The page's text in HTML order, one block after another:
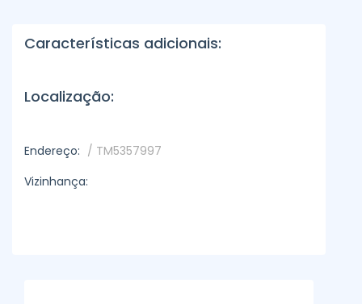
Características adicionais:
Localização:
Endereço: / TM5357997
Vizinhança: